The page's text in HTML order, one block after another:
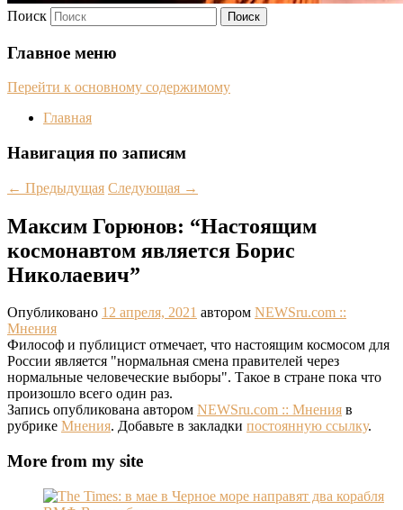
Поиск
Главное меню
Перейти к основному содержимому
Главная
Навигация по записям
← Предыдущая Следующая →
Максим Горюнов: “Настоящим
космонавтом является Борис
Николаевич”
Опубликовано 12 апреля, 2021 автором NEWSru.com ::
Мнения
Философ и публицист отмечает, что настоящим космосом для
России является "нормальная смена правителей через
нормальные человеческие выборы". Такое в стране пока что
произошло всего один раз.
Запись опубликована автором NEWSru.com :: Мнения в
рубрике Мнения. Добавьте в закладки постоянную ссылку.
More from my site